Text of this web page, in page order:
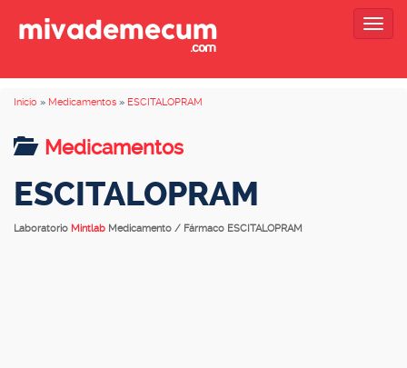
Inicio » Medicamentos » ESCITALOPRAM
Medicamentos
ESCITALOPRAM
Laboratorio Mintlab Medicamento / Fármaco ESCITALOPRAM